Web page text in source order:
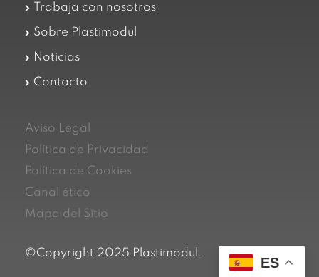
Trabaja con nosotros
Sobre Plastimodul
Noticias
Contacto
Aviso Legal
Política de Privacidad
Política de Cookies
Canal ético
Mapa del Sitio
©Copyright 2025 Plastimodul.
ES